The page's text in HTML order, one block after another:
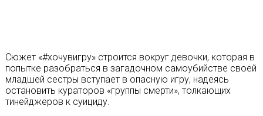
Сюжет «#хочувигру» строится вокруг девочки, которая в
попытке разобраться в загадочном самоубийстве своей
младшей сестры вступает в опасную игру, надеясь
остановить кураторов «группы смерти», толкающих
тинейджеров к суициду.